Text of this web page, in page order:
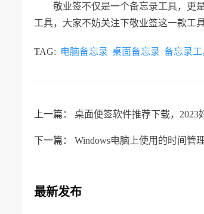
敬业签不仅是一个备忘录工具，更
工具，大家不妨关注下敬业签这一款工具
TAG: 电脑备忘录 桌面备忘录 备忘录工
上一篇： 桌面便签软件推荐下载，2023
下一篇： Windows电脑上使用的时间管
最新发布